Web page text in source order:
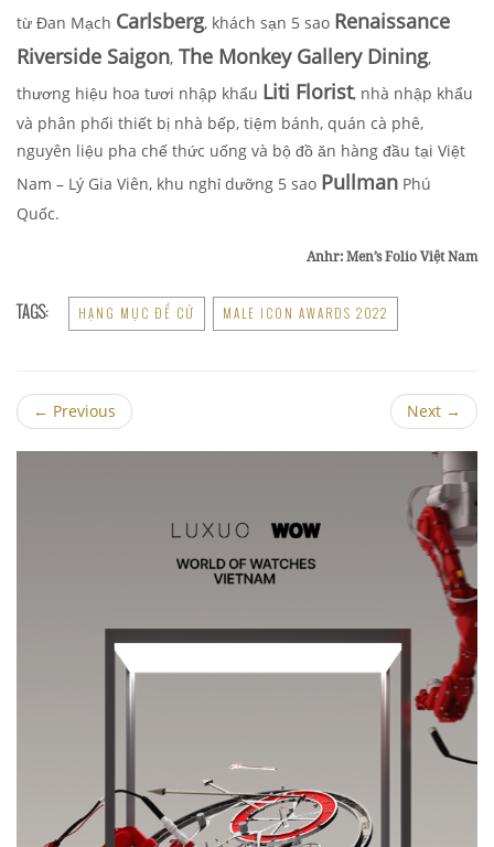
từ Đan Mạch Carlsberg, khách sạn 5 sao Renaissance
Riverside Saigon, The Monkey Gallery Dining,
thương hiệu hoa tươi nhập khẩu Liti Florist, nhà nhập khẩu
và phân phối thiết bị nhà bếp, tiệm bánh, quán cà phê,
nguyên liệu pha chế thức uống và bộ đồ ăn hàng đầu tại Việt
Nam – Lý Gia Viên, khu nghỉ dưỡng 5 sao Pullman Phú
Quốc.
Anhr: Men’s Folio Việt Nam
TAGS: HẠNG MỤC ĐỀ CỬ MALE ICON AWARDS 2022
← Previous Next →